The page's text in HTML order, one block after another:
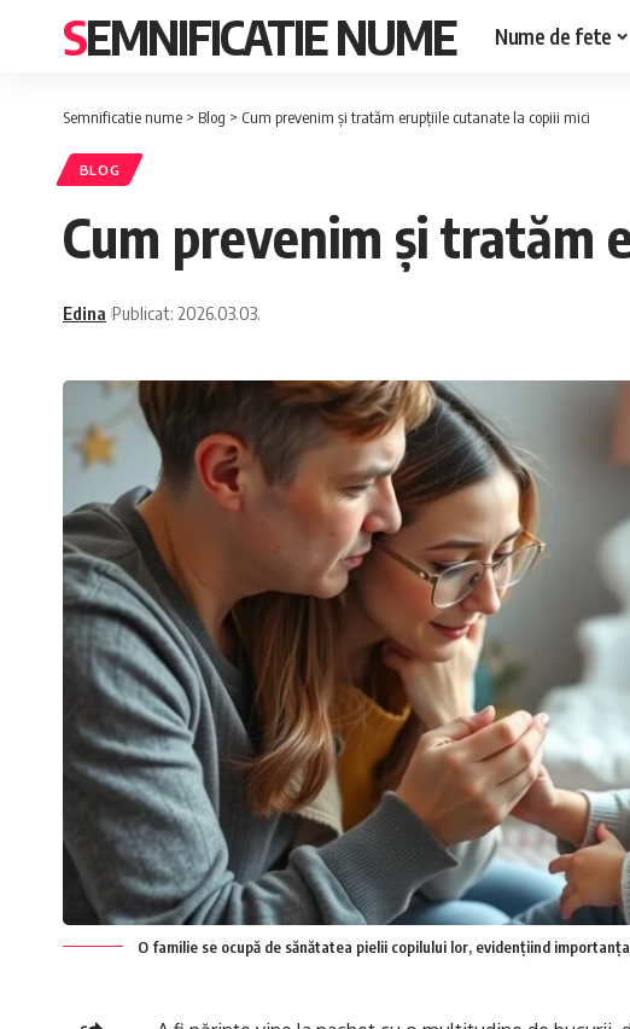
SEMNIFICATIE NUME Nume de fete
Semnificatie nume > Blog > Cum prevenim și tratăm erupțiile cutanate la copiii mici
BLOG
Cum prevenim și tratăm
Edina Publicat: 2026.03.03.
O familie se ocupă de sănătatea pielii copilului lor, evidențiind